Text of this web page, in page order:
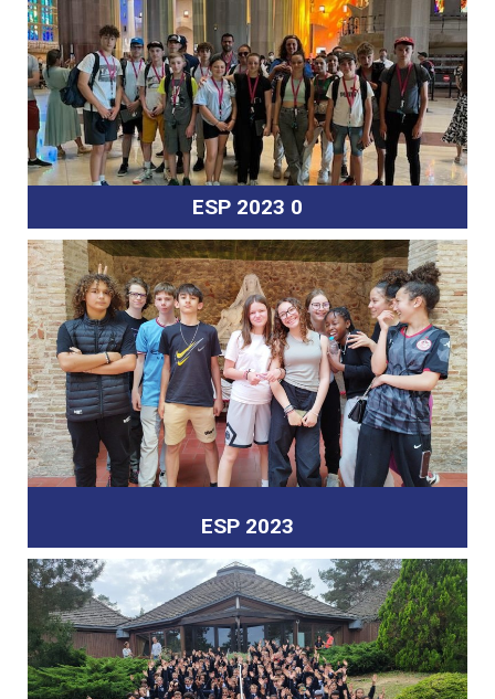
ESP 2023 0
ESP 2023